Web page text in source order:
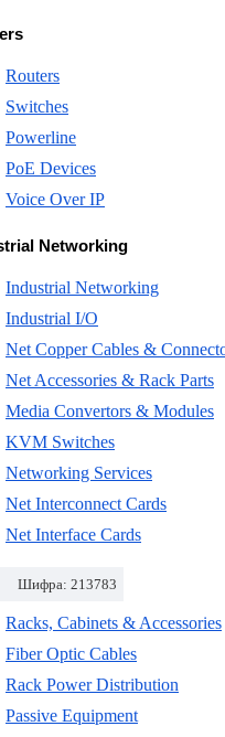
Routers
Switches
Powerline
PoE Devices
Voice Over IP
Networking
Industrial Networking
Industrial I/O
Net Copper Cables &
Net Accessories & Rack Parts
Media Convertors & Modules
KVM Switches
Networking Services
Net Interconnect Cards
Net Interface Cards
Equipment
Racks, Cabinets & Accessories
Fiber Optic Cables
Rack Power Distribution
Passive Equipment
Нема на
Спореди
Шифра: 213783
NET POE ADAPTER/RBGPOE MIKROTIK